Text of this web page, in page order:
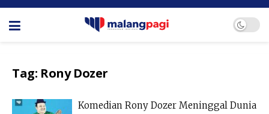
Tag: Rony Dozer
Komedian Rony Dozer Meninggal Dunia